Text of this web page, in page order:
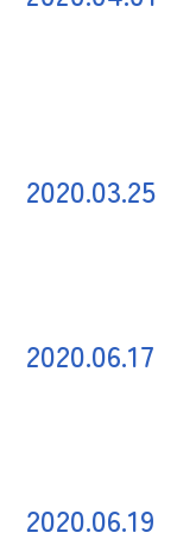
2020.03.25
2020.06.17
2020.06.19